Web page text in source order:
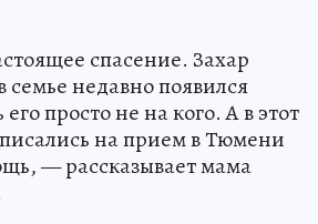
спасение. Захар
семье недавно появился
просто не на кого. А в этот
на прием в Тюмени
— рассказывает мама